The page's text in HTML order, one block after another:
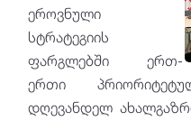
ეროვნული
სტრატეგიის
ფარგლებში ერთ-
ერთი
დღევანდელ